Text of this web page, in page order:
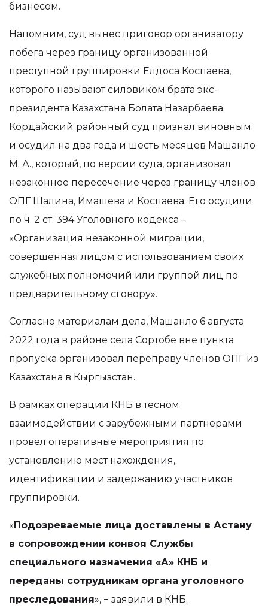
бизнесом.
Напомним, суд вынес приговор организатору
побега через границу организованной
преступной группировки Елдоса Коспаева,
которого называют силовиком брата экс-
президента Казахстана Болата Назарбаева.
Кордайский районный суд признал виновным
и осудил на два года и шесть месяцев Машанло
М. А., который, по версии суда, организовал
незаконное пересечение через границу членов
ОПГ Шалина, Имашева и Коспаева. Его осудили
по ч. 2 ст. 394 Уголовного кодекса –
«Организация незаконной миграции,
совершенная лицом с использованием своих
служебных полномочий или группой лиц по
предварительному сговору».
Согласно материалам дела, Машанло 6 августа
2022 года в районе села Сортобе вне пункта
пропуска организовал переправу членов ОПГ из
Казахстана в Кыргызстан.
В рамках операции КНБ в тесном
взаимодействии с зарубежными партнерами
провел оперативные мероприятия по
установлению мест нахождения,
идентификации и задержанию участников
группировки.
«Подозреваемые лица доставлены в Астану
в сопровождении конвоя Службы
специального назначения «А» КНБ и
переданы сотрудникам органа уголовного
преследования», − заявили в КНБ.